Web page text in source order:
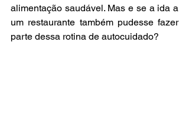
alimentação saudável. Mas e se a ida a
um restaurante também pudesse fazer
parte dessa rotina de autocuidado?